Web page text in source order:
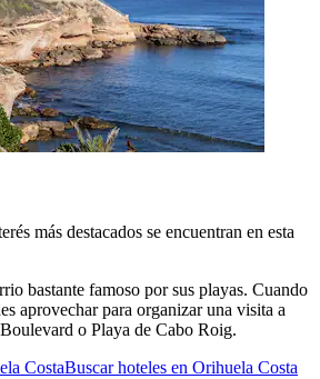
más destacados se encuentran en esta
bastante famoso por sus playas. Cuando
aprovechar para organizar una visita a
o Playa de Cabo Roig.
CostaBuscar hoteles en Orihuela Costa